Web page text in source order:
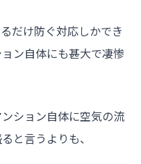
だけ防ぐ対応しかでき
ン自体にも甚大で凄惨
ション自体に空気の流
と言うよりも、